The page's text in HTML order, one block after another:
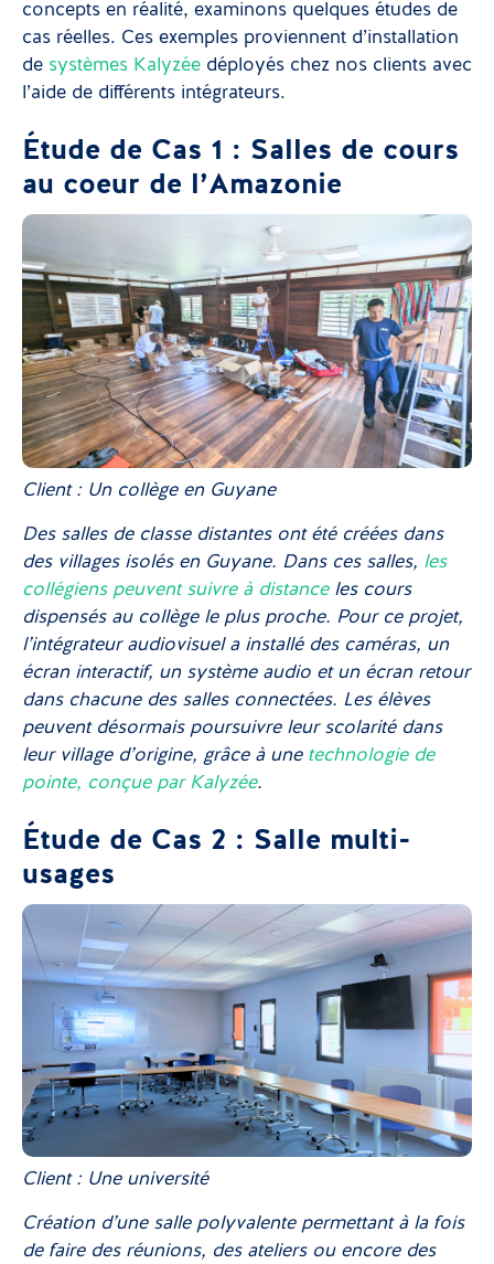
concepts en réalité, examinons quelques études de
cas réelles. Ces exemples proviennent d’installation
de systèmes Kalyzée déployés chez nos clients avec
l’aide de différents intégrateurs.
Étude de Cas 1 : Salles de cours
au coeur de l’Amazonie
Client : Un collège en Guyane
Des salles de classe distantes ont été créées dans
des villages isolés en Guyane. Dans ces salles, les
collégiens peuvent suivre à distanceles cours
dispensés au collège le plus proche. Pour ce projet,
l’intégrateur audiovisuel a installé des caméras, un
écran interactif, un système audio et un écran retour
dans chacune des salles connectées. Les élèves
peuvent désormais poursuivre leur scolarité dans
leur village d’origine, grâce à une technologie de
pointe, conçue par Kalyzée.
Étude de Cas 2 : Salle multi-
usages
Client : Une université
Création d’une salle polyvalente permettant à la fois
de faire des réunions, des ateliers ou encore des